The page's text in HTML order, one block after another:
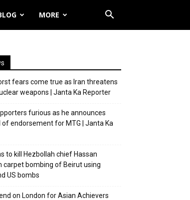
MORE
fears come true as Iran threatens
weapons | Janta Ka Reporter
furious as he announces
endorsement for MTG | Janta Ka
to kill Hezbollah chief Hassan
carpet bombing of Beirut using
US bombs
on London for Asian Achievers